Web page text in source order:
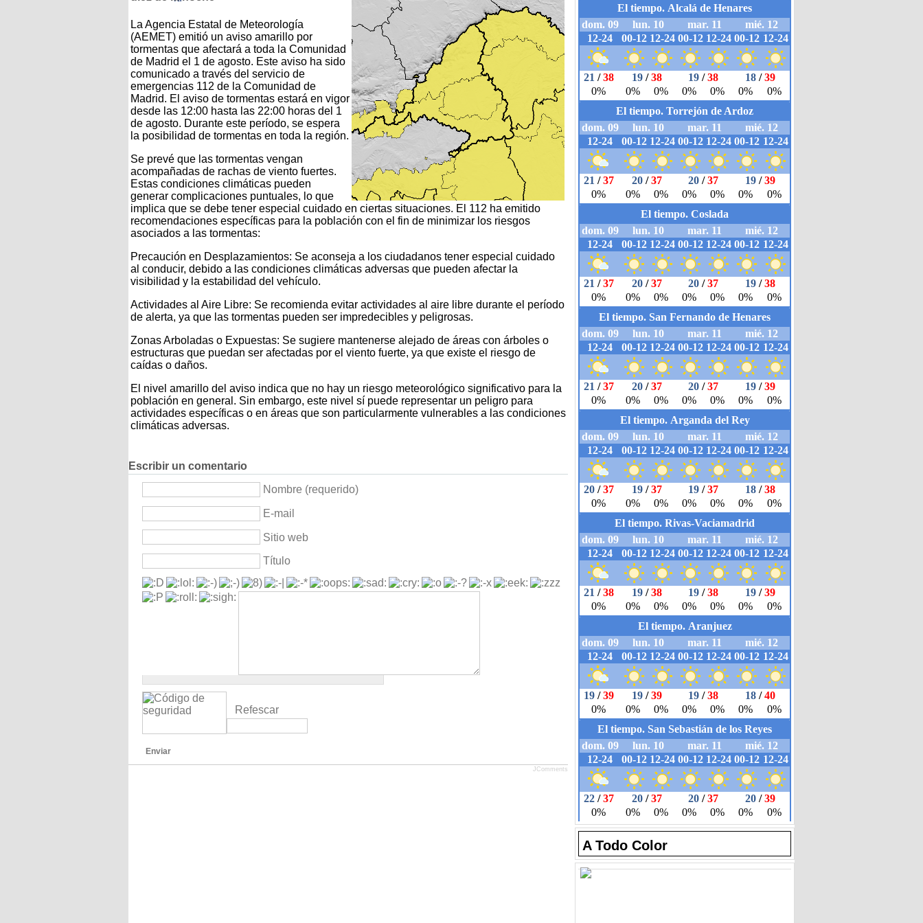
La Agencia Estatal de Meteorología
(AEMET) emitió un aviso amarillo por
tormentas que afectará a toda la Comunidad
de Madrid el 1 de agosto. Este aviso ha sido
comunicado a través del servicio de
emergencias 112 de la Comunidad de
Madrid. El aviso de tormentas estará en vigor
desde las 12:00 hasta las 22:00 horas del 1
de agosto. Durante este período, se espera
la posibilidad de tormentas en toda la región.
Se prevé que las tormentas vengan
acompañadas de rachas de viento fuertes.
Estas condiciones climáticas pueden
generar complicaciones puntuales, lo que
implica que se debe tener especial cuidado en ciertas situaciones. El 112 ha emitido
recomendaciones específicas para la población con el fin de minimizar los riesgos
asociados a las tormentas:
Precaución en Desplazamientos: Se aconseja a los ciudadanos tener especial cuidado
al conducir, debido a las condiciones climáticas adversas que pueden afectar la
visibilidad y la estabilidad del vehículo.
Actividades al Aire Libre: Se recomienda evitar actividades al aire libre durante el período
de alerta, ya que las tormentas pueden ser impredecibles y peligrosas.
Zonas Arboladas o Expuestas: Se sugiere mantenerse alejado de áreas con árboles o
estructuras que puedan ser afectadas por el viento fuerte, ya que existe el riesgo de
caídas o daños.
El nivel amarillo del aviso indica que no hay un riesgo meteorológico significativo para la
población en general. Sin embargo, este nivel sí puede representar un peligro para
actividades específicas o en áreas que son particularmente vulnerables a las condiciones
climáticas adversas.
Escribir un comentario
Nombre (requerido)
E-mail
Sitio web
Título
Refescar
Enviar
JComments
A Todo Color